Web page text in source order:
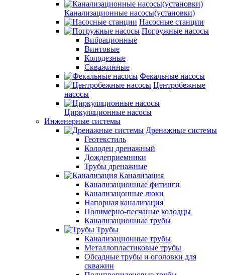
Канализационные насосы(установки)
Насосные станции
Погружные насосы
Вибрационные
Винтовые
Колодезные
Скважинные
Фекальные насосы
Центробежные
насосы
Циркуляционные насосы
Инженерные системы
Дренажные системы
Геотекстиль
Колодец дренажный
Дождеприемники
Трубы дренажные
Канализация
Канализационные фитинги
Канализацонные люки
Напорная канализация
Полимерно-песчаные колодцы
Канализационные трубы
Трубы
Канализационные трубы
Металлопластиковые трубы
Обсадные трубы и оголовки для
скважин